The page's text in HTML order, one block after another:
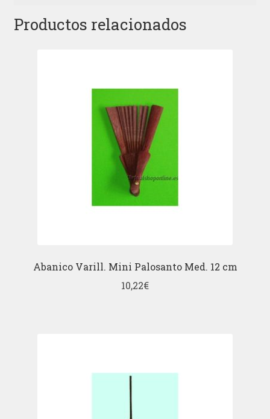
Productos relacionados
Abanico Varill. Mini Palosanto Med. 12 cm
10,22€